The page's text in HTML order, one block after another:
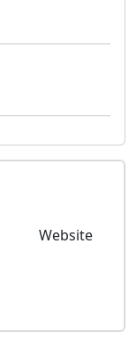
Website